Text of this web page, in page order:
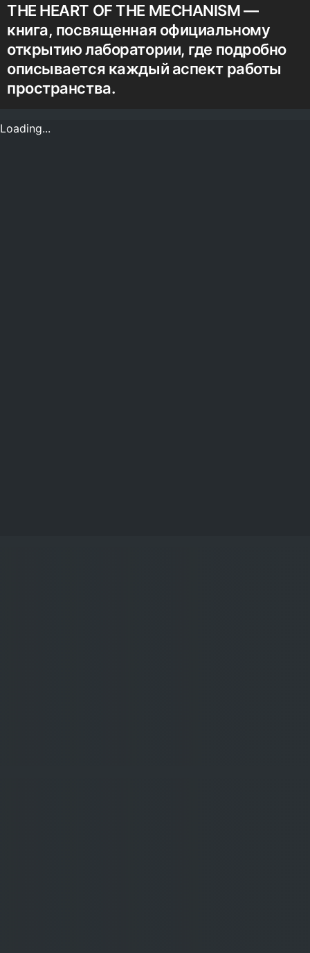
THE HEART OF THE MECHANISM —
книга, посвященная официальному
открытию лаборатории, где подробно
описывается каждый аспект работы
пространства.
Loading...